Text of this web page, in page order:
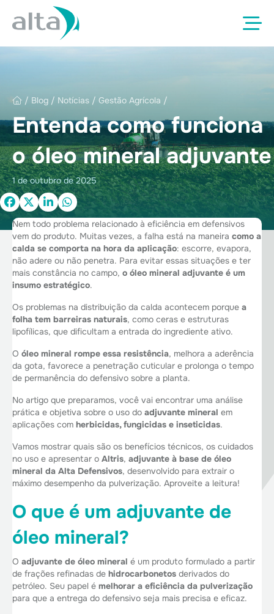
/ Blog / Notícias / Gestão Agrícola /
Entenda como funciona
o óleo mineral adjuvante
1 de outubro de 2025
Nem todo problema relacionado à eficiência em defensivos
vem do produto. Muitas vezes, a falha está na maneira como a
calda se comporta na hora da aplicação: escorre, evapora,
não adere ou não penetra. Para evitar essas situações e ter
mais constância no campo, o óleo mineral adjuvante é um
insumo estratégico.
Os problemas na distribuição da calda acontecem porque a
folha tem barreiras naturais, como ceras e estruturas
lipofílicas, que dificultam a entrada do ingrediente ativo.
O óleo mineral rompe essa resistência, melhora a aderência
da gota, favorece a penetração cuticular e prolonga o tempo
de permanência do defensivo sobre a planta.
No artigo que preparamos, você vai encontrar uma análise
prática e objetiva sobre o uso do adjuvante mineral em
aplicações com herbicidas, fungicidas e inseticidas.
Vamos mostrar quais são os benefícios técnicos, os cuidados
no uso e apresentar o Altris, adjuvante à base de óleo
mineral da Alta Defensivos, desenvolvido para extrair o
máximo desempenho da pulverização. Aproveite a leitura!
O que é um adjuvante de
óleo mineral?
O adjuvante de óleo mineral é um produto formulado a partir
de frações refinadas de hidrocarbonetos derivados do
petróleo. Seu papel é melhorar a eficiência da pulverização
para que a entrega do defensivo seja mais precisa e eficaz.